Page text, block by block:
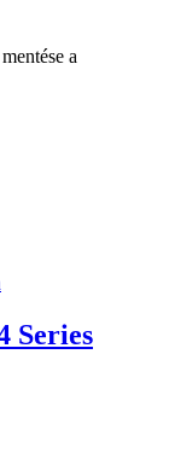
a
Series